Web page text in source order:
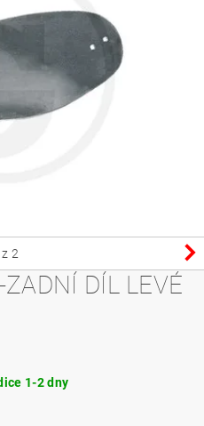
z 2
DÍL LEVÉ
1-2 dny